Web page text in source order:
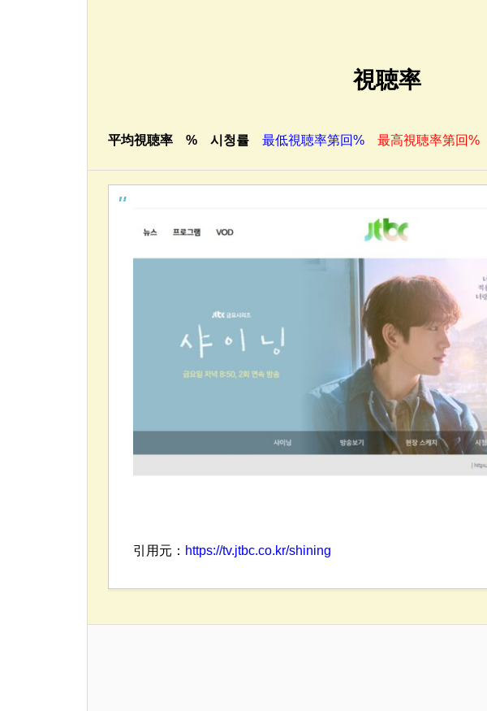
視聴率
平均視聴率 % 시청률 最低視聴率第回% 最高視聴率第回%
引用元： https://tv.jtbc.co.kr/shining